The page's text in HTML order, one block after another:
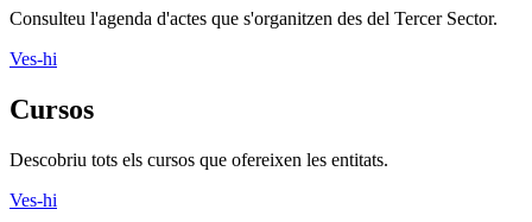
Consulteu l'agenda d'actes que s'organitzen des del Tercer Sector.
Ves-hi
Cursos
Descobriu tots els cursos que ofereixen les entitats.
Ves-hi